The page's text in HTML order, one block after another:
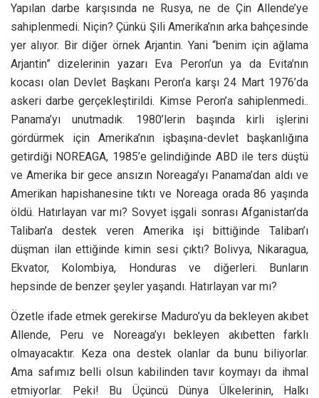
Yapılan darbe karşısında ne Rusya, ne de Çin Allende’ye
sahiplenmedi. Niçin? Çünkü Şili Amerika’nın arka bahçesinde
yer alıyor. Bir diğer örnek Arjantin. Yani “benim için ağlama
Arjantin” dizelerinin yazarı Eva Peron’un ya da Evita’nın
kocası olan Devlet Başkanı Peron’a karşı 24 Mart 1976’da
askeri darbe gerçekleştirildi. Kimse Peron’a sahiplenmedi..
Panama’yı unutmadık. 1980’lerin başında kirli işlerini
gördürmek için Amerika’nın işbaşına-devlet başkanlığına
getirdiği NOREAGA, 1985’e gelindiğinde ABD ile ters düştü
ve Amerika bir gece ansızın Noreaga’yı Panama’dan aldı ve
Amerikan hapishanesine tıktı ve Noreaga orada 86 yaşında
öldü. Hatırlayan var mı? Sovyet işgali sonrası Afganistan’da
Taliban’a destek veren Amerika işi bittiğinde Taliban’ı
düşman ilan ettiğinde kimin sesi çıktı? Bolivya, Nikaragua,
Ekvator, Kolombiya, Honduras ve diğerleri. Bunların
hepsinde de benzer şeyler yaşandı. Hatırlayan var mı?
Özetle ifade etmek gerekirse Maduro’yu da bekleyen akıbet
Allende, Peru ve Noreaga’yı bekleyen akıbetten farklı
olmayacaktır. Keza ona destek olanlar da bunu biliyorlar.
Ama safımız belli olsun kabilinden tavır koymayı da ihmal
etmiyorlar. Peki! Bu Üçüncü Dünya Ülkelerinin, Halkı